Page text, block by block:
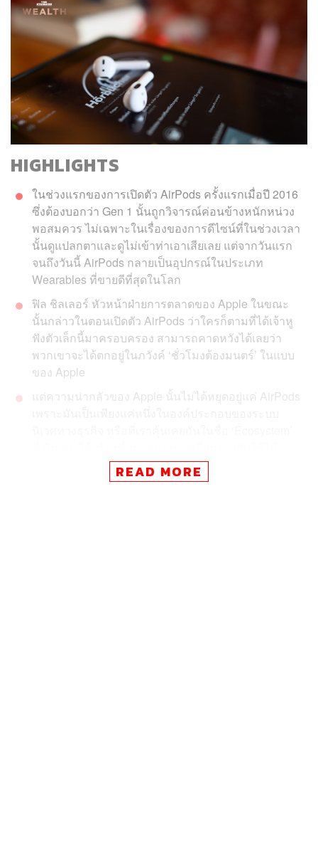
HIGHLIGHTS
ในช่วงแรกของการเปิดตัว AirPods ครั้งแรกเมื่อปี 2016
ซึ่งต้องบอกว่า Gen 1 นั้นถูกวิจารณ์ค่อนข้างหนักหน่วง
พอสมควร ไม่เฉพาะในเรื่องของการดีไซน์ที่ในช่วงเวลา
นั้นดูแปลกตาและดูไม่เข้าท่าเอาเสียเลย แต่จากวันแรก
จนถึงวันนี้ AirPods กลายเป็นอุปกรณ์ในประเภท
Wearables ที่ขายดีที่สุดในโลก
ฟิล ชิลเลอร์ หัวหน้าฝ่ายการตลาดของ Apple ในขณะ
นั้นกล่าวในตอนเปิดตัว AirPods ว่าใครก็ตามที่ได้เจ้าหู
ฟังตัวเล็กนี้มาครอบครอง สามารถคาดหวังได้เลยว่า
พวกเขาจะได้ตกอยู่ในภวังค์ ‘ชั่วโมงต้องมนตร์’ ในแบบ
ของ Apple
แต่ความน่ากลัวของ Apple นั้นไม่ได้หยุดอยู่แค่ AirPods
กายสิทธิ์เสกป่าพิศวงขึ้นมา
READ MORE